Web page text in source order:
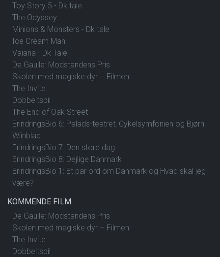
Toy Story 5 - Dk tale
The Odyssey
Minions & Monsters - Dk tale
Ice Cream Man
Vaiana - Dk Tale
De Gaulle: Modstandens Pris
Skolen med magiske dyr – Filmen
The Invite
Dobbeltspil
The End of Oak Street
ErindringsBio 6: Palads-teatret, Cykelsymfonien og Bjørn
Wiinblad.
ErindringsBio 7: Den store dag.
ErindringsBio 8: Dejlige Danmark
ErindringsBio 1: Et par ord om Danmark og Hvad skal jeg
være?
KOMMENDE FILM
De Gaulle: Modstandens Pris
Skolen med magiske dyr – Filmen
The Invite
Dobbeltspil